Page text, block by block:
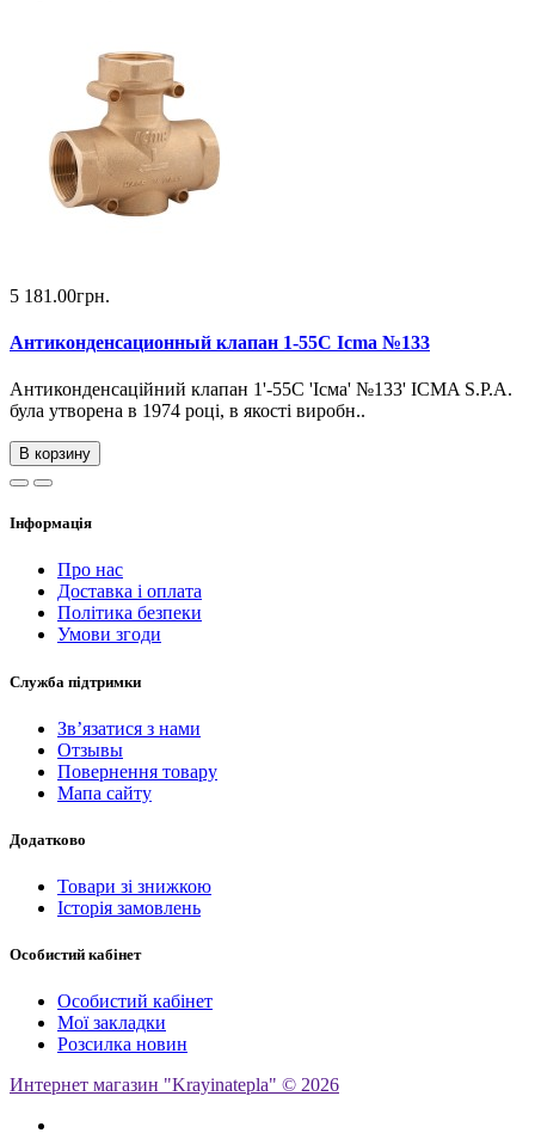
5 181.00грн.
Антиконденсационный клапан 1-55C Icma №133
Антиконденсаційний клапан 1'-55C 'Ісма' №133' ICMA S.P.A.
була утворена в 1974 році, в якості виробн..
В корзину
Інформація
Про нас
Доставка і оплата
Політика безпеки
Умови згоди
Служба підтримки
Зв’язатися з нами
Отзывы
Повернення товару
Мапа сайту
Додатково
Товари зі знижкою
Історія замовлень
Особистий кабінет
Особистий кабінет
Мої закладки
Розсилка новин
Интернет магазин "Krayinatepla" © 2026